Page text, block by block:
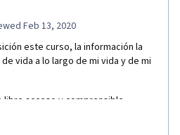
Feb 13, 2020
este curso, la información la
vida a lo largo de mi vida y de mi
acceso y comprensible.